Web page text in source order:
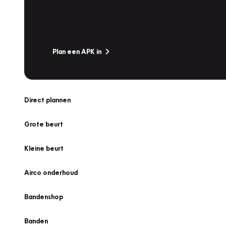
Plan een APK in
Direct plannen
Grote beurt
Kleine beurt
Airco onderhoud
Bandenshop
Banden